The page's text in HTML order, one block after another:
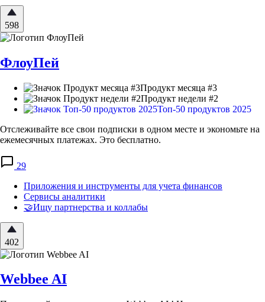
598
ФлоуПей
Продукт месяца #3
Продукт недели #2
Топ-50 продуктов 2025
Отслеживайте все свои подписки в одном месте и экономьте на
ежемесячных платежах. Это бесплатно.
29
Приложения и инструменты для учета финансов
Сервисы аналитики
🤝Ищу партнерства и коллабы
402
Webbee AI